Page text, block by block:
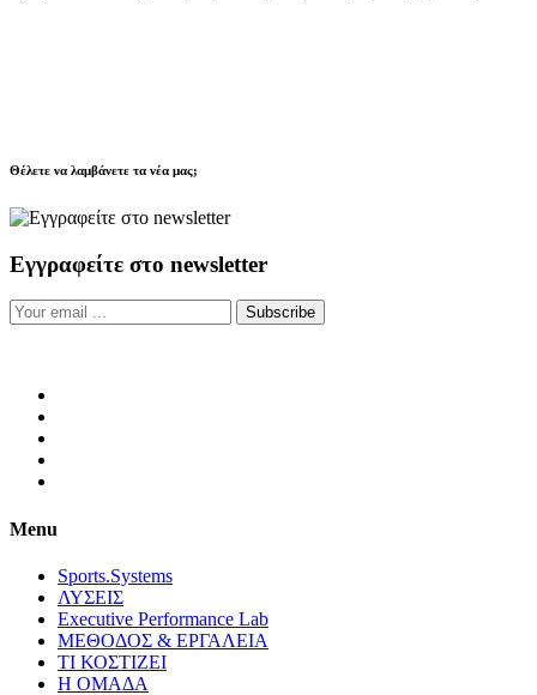
Θέλετε να λαμβάνετε τα νέα μας;
Εγγραφείτε στο newsletter
Subscribe
Menu
Sports.Systems
ΛΥΣΕΙΣ
Executive Performance Lab
ΜΕΘΟΔΟΣ & ΕΡΓΑΛΕΙΑ
ΤΙ ΚΟΣΤΙΖΕΙ
Η ΟΜΑΔΑ